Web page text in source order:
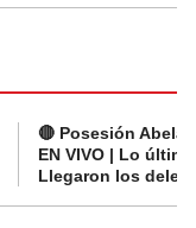
🔴 Posesión
EN VIVO | Lo
Llegaron los